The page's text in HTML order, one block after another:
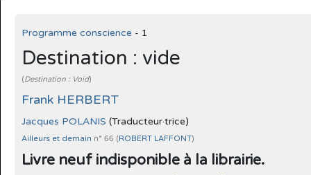
Programme conscience - 1
Destination : vide
(Destination : Void)
Frank HERBERT
Jacques POLANIS (Traducteur·trice)
Ailleurs et demain n° 66 (ROBERT LAFFONT)
Livre neuf indisponible à la librairie.